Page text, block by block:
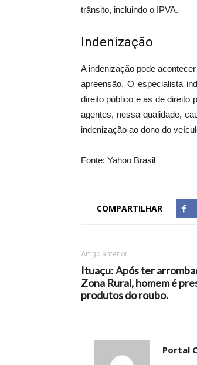
trânsito, incluindo o IPVA.
Indenização
A indenização pode
apreensão. O especialista
direito público e as de direito
agentes, nessa qualidade,
indenização ao dono do
Fonte: Yahoo Brasil
COMPARTILHAR
Artigo anterior
Ituaçu: Após ter
Zona Rural, homem é
produtos do roubo.
Portal